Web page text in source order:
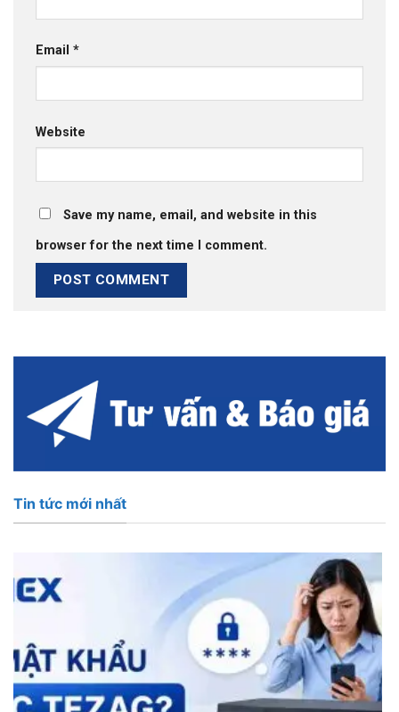
Email *
Website
Save my name, email, and website in this
browser for the next time I comment.
Tin tức mới nhất